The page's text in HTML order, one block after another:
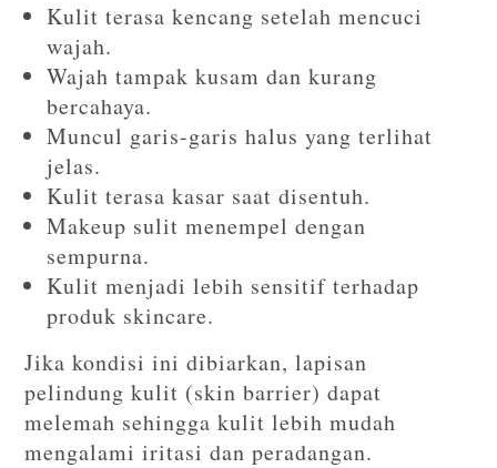
Kulit terasa kencang setelah mencuci
wajah.
Wajah tampak kusam dan kurang
bercahaya.
Muncul garis-garis halus yang terlihat
jelas.
Kulit terasa kasar saat disentuh.
Makeup sulit menempel dengan
sempurna.
Kulit menjadi lebih sensitif terhadap
produk skincare.
Jika kondisi ini dibiarkan, lapisan
pelindung kulit (skin barrier) dapat
melemah sehingga kulit lebih mudah
mengalami iritasi dan peradangan.